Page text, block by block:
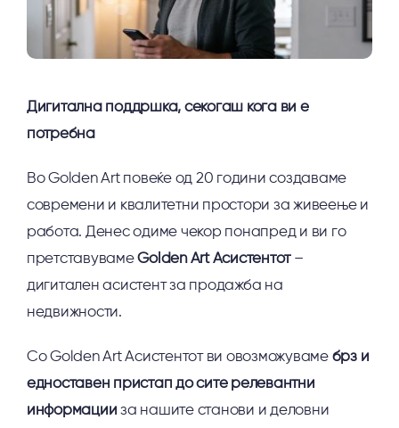
Дигитална поддршка, секогаш кога ви е
потребна
Во Golden Art повеќе од 20 години создаваме
современи и квалитетни простори за живеење и
работа. Денес одиме чекор понапред и ви го
претставувамеGolden Art Асистентот–
дигитален асистент за продажба на
недвижности.
Со Golden Art Асистентот ви овозможуваме брз и
едноставен пристап до сите релевантни
информации за нашите станови и деловни